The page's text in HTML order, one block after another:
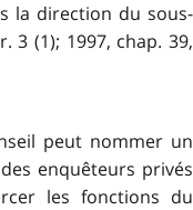
la direction du sous-
3 (1); 1997, chap. 39,
peut nommer un
enquêteurs privés
les fonctions du